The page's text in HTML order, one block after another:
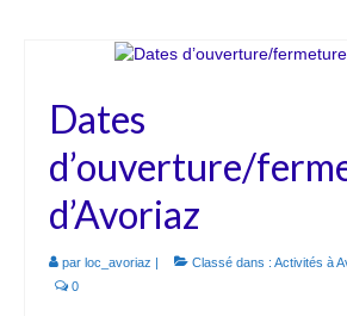
Dates
d’ouverture/
d’Avoriaz
par loc_avoriaz | Classé dans : Activités à
0